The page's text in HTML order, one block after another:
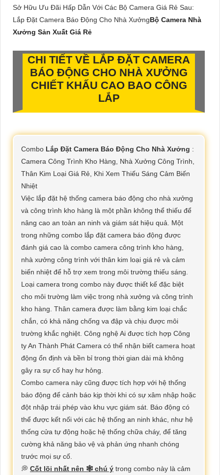
Sở Hữu Ưu Đãi Hấp Dẫn Với Các Bộ Camera Giá Rẻ Sau:
Lắp Đặt Camera Báo Động Cho Nhà XưởngBộ Camera Nhà
Xưởng Sản Xuất Giá Rẻ
CHI TIẾT VỀ LẮP ĐẶT CAMERA
BÁO ĐỘNG CHO NHÀ XƯỞNG
CHIẾT KHẤU CAO BAO CÔNG
LẮP
Combo Lắp Đặt Camera Báo Động Cho Nhà Xưởng :
Camera Công Trình Kho Hàng, Nhà Xưởng Công Trình,
Thân Kim Loại Giá Rẻ, Khi Xem Thiếu Sáng Cảm Biến
Nhiệt
Việc lắp đặt hệ thống camera báo động cho nhà xưởng
và công trình kho hàng là một phần không thể thiếu để
nâng cao an toàn an ninh và giám sát hiệu quả. Một
trong những combo lắp đặt camera báo động được
đánh giá cao là combo camera công trình kho hàng,
nhà xưởng công trình với thân kim loại giá rẻ và cảm
biến nhiệt để hỗ trợ xem trong môi trường thiếu sáng.
Loại camera trong combo này được thiết kế đặc biệt
cho môi trường làm việc trong nhà xưởng và công trình
kho hàng. Thân camera được làm bằng kim loại chắc
chắn, có khả năng chống va đập và chịu được môi
trường khắc nghiệt. Công nghệ Ai được tích hợp Công
ty An Thành Phát Camera có thể nhận biết camera hoạt
động ổn định và bền bỉ trong thời gian dài mà không
gây ra sự cố hay hư hỏng.
Combo camera này cũng được tích hợp với hệ thống
báo động để cảnh báo kịp thời khi có sự xâm nhập hoặc
đột nhập trái phép vào khu vực giám sát. Báo động có
thể được kết nối với các hệ thống an ninh khác, như hệ
thống cửa tự động hoặc hệ thống chữa cháy, để tăng
cường khả năng bảo vệ và phản ứng nhanh chóng
trước mọi sự cố.
💭 Cốt lõi nhất nên 🕸 chú ý trong combo này là cảm